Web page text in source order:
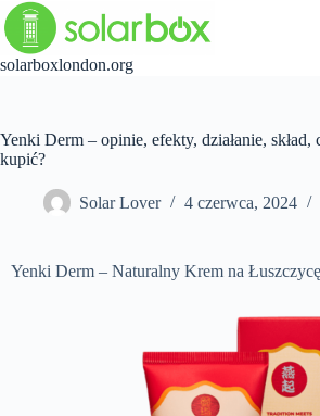
Przejdź
do
treści
solarboxlondon.org
Yenki Derm – opinie, efekty, działanie, skład,
kupić?
Solar Lover 4 czerwca, 2024
Yenki Derm – Naturalny Krem na